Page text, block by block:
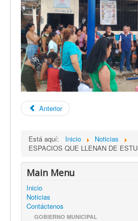
Anterior
Está aquí: Inicio
Noticias
ESPACIOS QUE LLENAN DE
Main Menu
Inicio
Noticias
Contáctenos
GOBIERNO MUNICIPAL